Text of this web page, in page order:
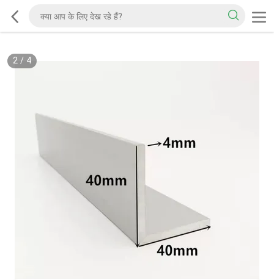
2/ 4